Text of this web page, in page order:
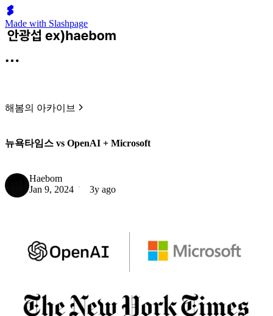
Made with Slashpage
해봄의 아카이브
뉴욕타임스 vs OpenAI + Microsoft
Haebom
Jan 9, 2024
3y ago